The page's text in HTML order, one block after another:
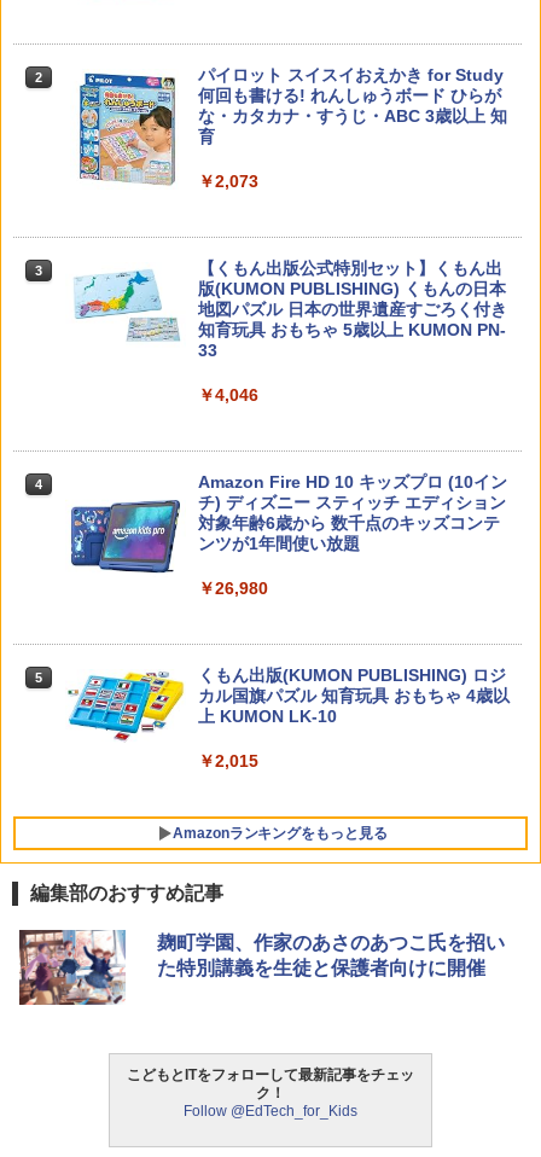
2 子どもが変わる魔法の言葉
￥2,200
カウンセリングとは何か 変化するという
こと (講談社現代新書 2787)
￥1,540
￥1,870
ゼロからわかる！ みるみる図形に強く
￥1,430
2
パイロット スイスイおえかき for Study
何回も書ける! れんしゅうボード ひらが
な・カタカナ・すうじ・ABC 3歳以上 知
育
￥2,073
3
【くもん出版公式特別セット】くもん出
版(KUMON PUBLISHING) くもんの日本
地図パズル 日本の世界遺産すごろく付き
知育玩具 おもちゃ 5歳以上 KUMON PN-
33
￥4,046
4
Amazon Fire HD 10 キッズプロ (10イン
チ) ディズニー スティッチ エディション
対象年齢6歳から 数千点のキッズコンテ
ンツが1年間使い放題
￥26,980
5
くもん出版(KUMON PUBLISHING) ロジ
カル国旗パズル 知育玩具 おもちゃ 4歳以
上 KUMON LK-10
￥2,015
Amazonランキングをもっと見る
1
タッチペンで音が聞ける!はじめてずかん
1000 英語つき ([バラエティ])
中学英語をもう一度ひとつひとつわかり
やすく。改訂版
1
ThinkFun ボードゲーム 「サーキット・
メイズ」 配線回路をプログラミングする
日本語説明書付 8歳~ 76341 誕生日 クリ
編集部のおすすめ記事
麹町学園、作家のあさのあつこ氏を招い
た特別講義を生徒と保護者向けに開催
こどもとITをフォローして最新記事をチェッ
ク！
Follow @EdTech_for_Kids